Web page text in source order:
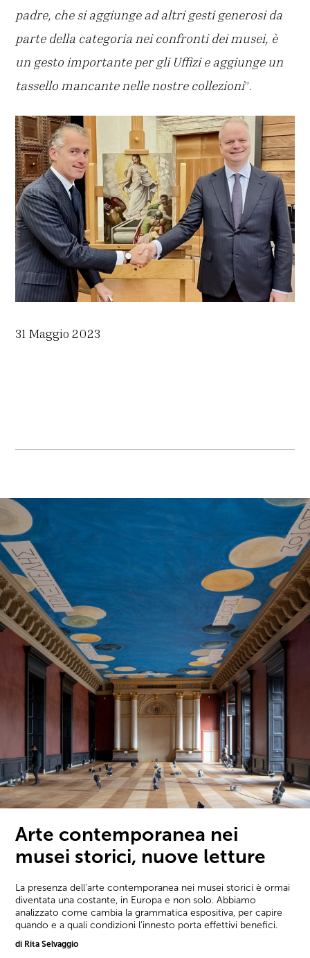
padre, che si aggiunge ad altri gesti generosi da
parte della categoria nei confronti dei musei, è
un gesto importante per gli Uffizi e aggiunge un
tassello mancante nelle nostre collezioni”.
31 Maggio 2023
Arte contemporanea nei
musei storici, nuove letture
La presenza dell'arte contemporanea nei musei storici è ormai
diventata una costante, in Europa e non solo. Abbiamo
analizzato come cambia la grammatica espositiva, per capire
quando e a quali condizioni l'innesto porta effettivi benefici.
di Rita Selvaggio